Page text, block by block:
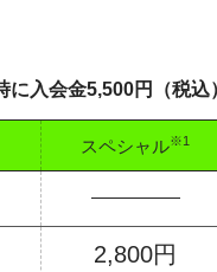
に入会金5,500円（税込
スペシャル※1
2,800円